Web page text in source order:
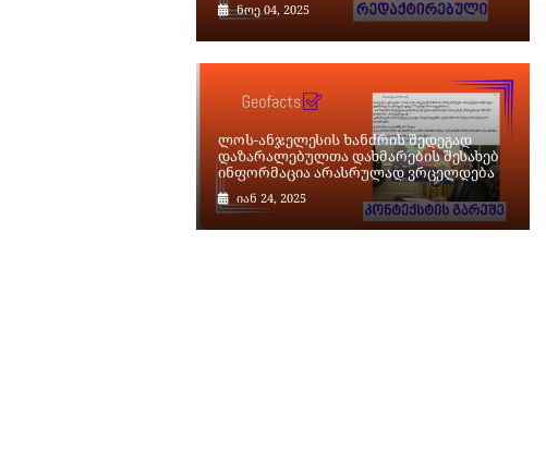
ნოე 04, 2025
ლოს-ანჯელესის ხანძრის შედეგად
დაზარალებულთა დახმარების შესახებ
ინფორმაცია არასრულად ვრცელდება
იან 24, 2025